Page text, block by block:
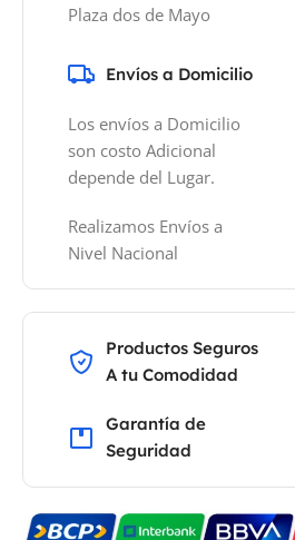
Plaza dos de Mayo
Envíos a Domicilio
Los envíos a Domicilio
son costo Adicional
depende del Lugar.
Realizamos Envíos a
Nivel Nacional
Productos Seguros
A tu Comodidad
Garantía de
Seguridad